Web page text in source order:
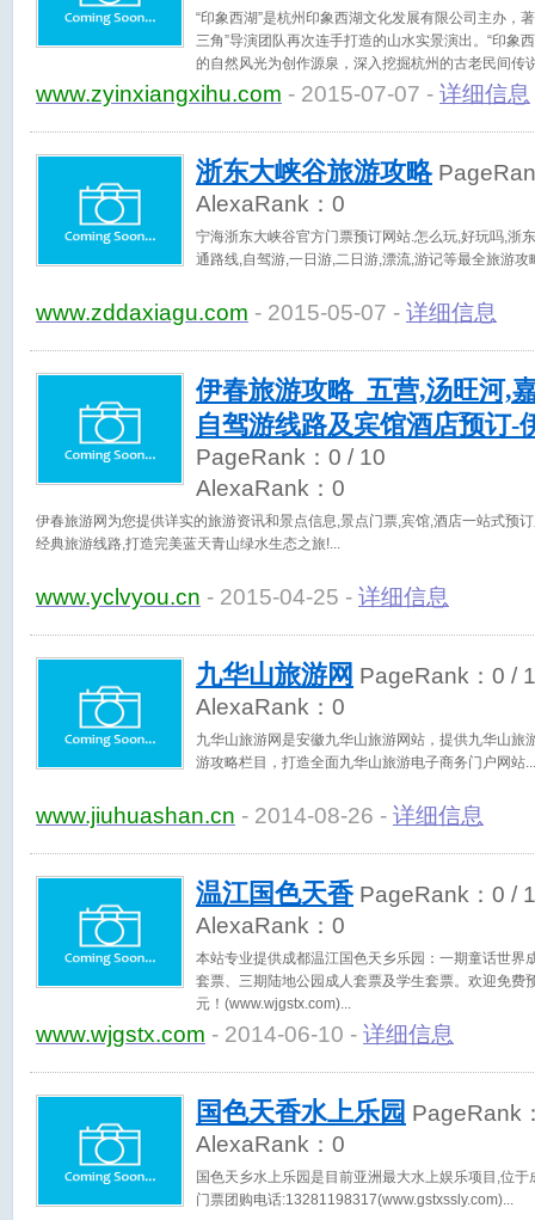
“印象西湖”是杭州印象西湖文化发展有限公司主办，
三角”导演团队再次连手打造的山水实景演出。“印象
的自然风光为创作源泉，深入挖掘杭州的古老民间传
性元素得意重现，同时借助高科技手法再造“西湖雨”
雨的自然神韵。
www.zyinxiangxihu.com - 2015-07-07 - 详细信息
浙东大峡谷旅游攻略
AlexaRank： 0
宁海浙东大峡谷官方门票预订网站.怎么玩,好玩吗,浙
通路线,自驾游,一日游,二日游,漂流,游记等最全旅游攻
www.zddaxiagu.com - 2015-05-07 - 详细信息
伊春旅游攻略_五营,汤旺河,
自驾游线路及宾馆酒店预订-
PageRank： 0 / 10
AlexaRank： 0
伊春旅游网为您提供详实的旅游资讯和景点信息,景点门票,宾馆,酒店一站式预
经典旅游线路,打造完美蓝天青山绿水生态之旅!
www.yclvyou.cn - 2015-04-25 - 详细信息
九华山旅游网 PageRank： 0 /
AlexaRank： 0
九华山旅游网是安徽九华山旅游网站，提供九华山旅
游攻略栏目，打造全面九华山旅游电子商务门户网站
www.jiuhuashan.cn - 2014-08-26 - 详细信息
温江国色天香PageRank： 0 /
AlexaRank： 0
本站专业提供成都温江国色天乡乐园：一期童话世界
套票、三期陆地公园成人套票及学生套票。欢迎免费
元！(www.wjgstx.com)
www.wjgstx.com - 2014-06-10 - 详细信息
国色天香水上乐园 PageRank
AlexaRank： 0
国色天乡水上乐园是目前亚洲最大水上娱乐项目,位
门票团购电话:13281198317(www.gstxssly.com)